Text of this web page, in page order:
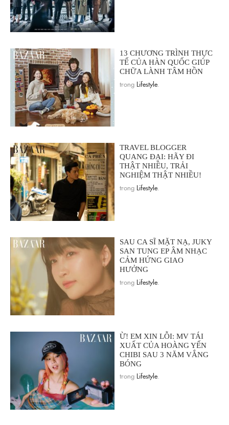
13 CHƯƠNG TRÌNH THỰC
TẾ CỦA HÀN QUỐC GIÚP
CHỮA LÀNH TÂM HỒN
trong Lifestyle
TRAVEL BLOGGER
QUANG ĐẠI: HÃY ĐI
THẬT NHIỀU, TRẢI
NGHIỆM THẬT NHIỀU!
trong Lifestyle
SAU CA SĨ MẶT NẠ, JUKY
SAN TUNG EP ÂM NHẠC
CẢM HỨNG GIAO
HƯỞNG
trong Lifestyle
Ừ! EM XIN LỖI: MV TÁI
XUẤT CỦA HOÀNG YẾN
CHIBI SAU 3 NĂM VẮNG
BÓNG
trong Lifestyle